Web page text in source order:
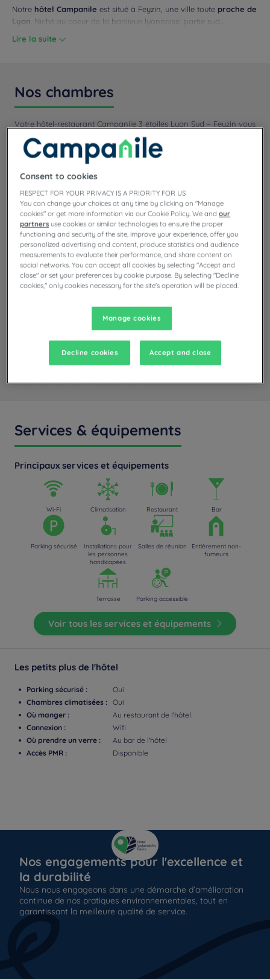
Notre hôtel Campanile est situé à Feyzin, une ville toute proche de
Lyon . Niché au coeur de la banlieue lyonnaise, partie sud,...
Lire la suite
Nos chambres
Votre hôtel-restaurant Campanile 3 étoiles Lyon Sud – Feyzin vous
Lire la suite
1 type de chambre disponible :
Chambre Standard
À partir de 16 m²
Max
Check-in :
Check-out :12:00
+ d'infos
Services & équipements
Principaux services et équipements
Wi-Fi Climatisation Restaurant Bar
Parking sécurisé
Installations pour
les personnes
handicapées
Salles de réunion
Entièrement non-
fumeurs
Terrasse Parking accessible
Voir tous les services et équipements
Les petits plus de l'hôtel
Parking sécurisé :
Oui
Chambres climatisées : Oui
Où manger :
Au restaurant de l'hôtel
Connexion :
Wifi
Où prendre un verre :
Au bar de l'hôtel
Accès PMR :
Disponible
Nos engagements pour l'excellence et
la durabilité
Nous nous engageons dans une démarche d’amélioration
continue de nos pratiques environnementales, tout en
garantissant la meilleure qualité de service.
Consent to cookies
RESPECT FOR YOUR PRIVACY IS A PRIORITY FOR US
You can change your choices at any time by clicking on "Manage
cookies" or get more information via our Cookie Policy. We andour
partners use cookies or similar technologies to ensure the proper
functioning and security of the site, improve your experience, offer you
personalized advertising and content, produce statistics and audience
measurements to evaluate their performance, and share content on
social networks. You can accept all cookies by selecting "Accept and
close" or set your preferences by cookie purpose. By selecting "Decline
cookies," only cookies necessary for the site's operation will be placed.
Manage cookies
Decline cookies Accept and close